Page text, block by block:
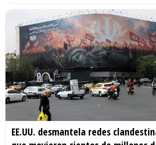
EE.UU. desmantela redes